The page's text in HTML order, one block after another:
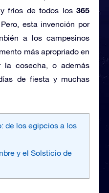
fríos de todos los 365
esta invención por
a los campesinos
más apropriado en
cosecha, o además
de fiesta y muchas
de los egipcios a los
y el Solsticio de